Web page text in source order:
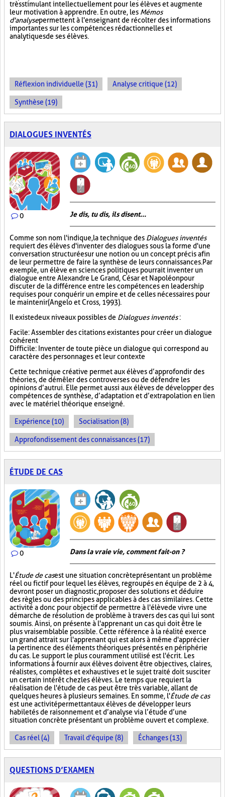
très stimulant intellectuellement pour les élèves et augmente
leur motivation à apprendre. En outre, les Mémos
d'analysepermettent à l'enseignant de récolter des informations
importantes sur les compétences rédactionnelles et
analytiques de ses élèves.
Réflexion individuelle (31) Analyse critique (12)
Synthèse (19)
DIALOGUES INVENTÉS
0 Je dis, tu dis, ils disent...
Comme son nom l'indique, la technique des Dialogues inventés
requiert des élèves d'inventer des dialogues sous la forme d'une
conversation structurée sur une notion ou un concept précis afin
de leur permettre de faire la synthèse de leurs connaissances. Par
exemple, un élève en sciences politiques pourrait inventer un
dialogue entre Alexandre Le Grand, César et Napoléon pour
discuter de la différence entre les compétences en leadership
requises pour conquérir un empire et de celles nécessaires pour
le maintenir (Angelo et Cross, 1993).
Il existe deux niveaux possibles de Dialogues inventés:
Facile : Assembler des citations existantes pour créer un dialogue
cohérent
Difficile : Inventer de toute pièce un dialogue qui correspond au
caractère des personnages et leur contexte
Cette technique créative permet aux élèves d’approfondir des
théories, de démêler des controverses ou de défendre les
opinions d’autrui. Elle permet aussi aux élèves de développer des
compétences de synthèse, d’adaptation et d’extrapolation en lien
avec le matériel théorique enseigné.
Expérience (10) Socialisation (8)
Approfondissement des connaissances (17)
ÉTUDE DE CAS
0 Dans la vraie vie, comment fait-on ?
L'Étude de casest une situation concrète présentant un problème
réel ou fictif pour lequel les élèves, regroupés en équipe de 2 à 4,
devront poser un diagnostic, proposer des solutions et déduire
des règles ou des principes applicables à des cas similaires. Cette
activité a donc pour objectif de permettre à l'élève de vivre une
démarche de résolution de problème à travers des cas qui lui sont
soumis. Ainsi, on présente à l'apprenant un cas qui doit être le
plus vraisemblable possible. Cette référence à la réalité exerce
un grand attrait sur l'apprenant qui est alors à même d'apprécier
la pertinence des éléments théoriques présentés en périphérie
du cas. Le support le plus couramment utilisé est l'écrit. Les
informations à fournir aux élèves doivent être objectives, claires,
réalistes, complètes et exhaustives et le sujet traité doit susciter
un certain intérêt chez les élèves. Le temps que requiert la
réalisation de l'étude de cas peut être très variable, allant de
quelques heures à plusieurs semaines. En somme, l'Étude de cas
est une activité permettant aux élèves de développer leurs
habiletés de raisonnement et d’analyse via l’étude d’une
situation concrète présentant un problème ouvert et complexe.
Cas réel (4) Travail d'équipe (8) Échanges (13)
QUESTIONS D’EXAMEN